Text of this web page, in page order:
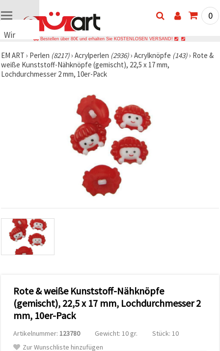
Wir
Cookies
🍪 Wir
verwenden
Datenverkehr
analysieren
sowie
relevantere
Unterstützung
unserer
Partner für
Analyse
Marketing.
0
Bestellen über 80€ und erhalten Sie KOSTENLOSEN VERSAND!
EM ART › Perlen (8217)› Acrylperlen (2936)› Acrylknöpfe (143)› Rote &
weiße Kunststoff-Nähknöpfe (gemischt), 22,5 x 17 mm,
Lochdurchmesser 2 mm, 10er-Pack
Rote & weiße Kunststoff-Nähknöpfe
(gemischt), 22,5 x 17 mm, Lochdurchmesser 2
mm, 10er-Pack
Artikelnummer: 123780 Gewicht: 10 gr.
Stück: 10
Zur Wunschliste hinzufügen